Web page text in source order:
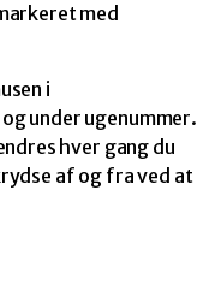
med
i
under ugenummer.
hver gang du
af og fra ved at